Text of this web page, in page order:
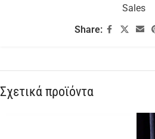
Sales
Share:
Σχετικά προϊόντα